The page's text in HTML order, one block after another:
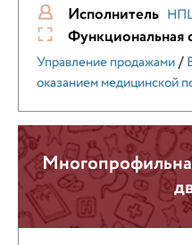
Исполнитель
Функциональная
Управление продажами/
оказанием медицинской